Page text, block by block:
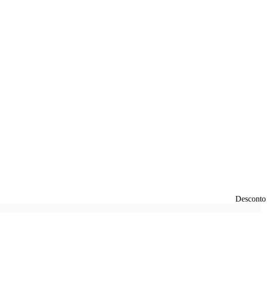
Desconto